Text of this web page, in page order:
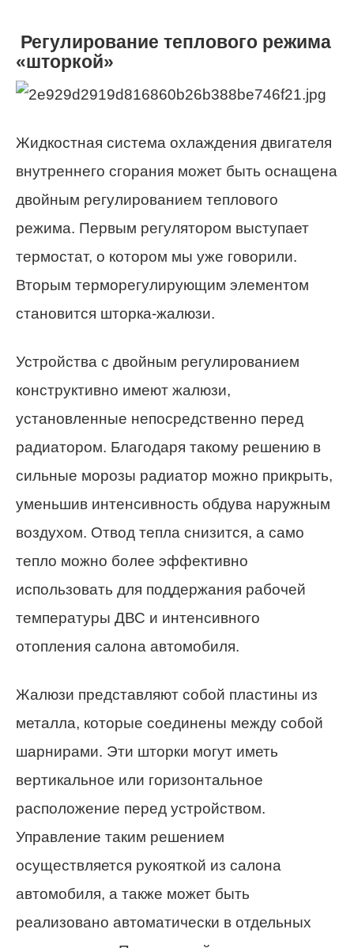
Регулирование теплового режима
«шторкой»
Жидкостная система охлаждения двигателя
внутреннего сгорания может быть оснащена
двойным регулированием теплового
режима. Первым регулятором выступает
термостат, о котором мы уже говорили.
Вторым терморегулирующим элементом
становится шторка-жалюзи.
Устройства с двойным регулированием
конструктивно имеют жалюзи,
установленные непосредственно перед
радиатором. Благодаря такому решению в
сильные морозы радиатор можно прикрыть,
уменьшив интенсивность обдува наружным
воздухом. Отвод тепла снизится, а само
тепло можно более эффективно
использовать для поддержания рабочей
температуры ДВС и интенсивного
отопления салона автомобиля.
Жалюзи представляют собой пластины из
металла, которые соединены между собой
шарнирами. Эти шторки могут иметь
вертикальное или горизонтальное
расположение перед устройством.
Управление таким решением
осуществляется рукояткой из салона
автомобиля, а также может быть
реализовано автоматически в отдельных